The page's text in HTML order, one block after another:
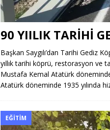
90 YIILIK TARİHİ
Başkan Saygılı’dan Tarihi Gediz
yıllık tarihi köprü, restorasyon ve
Mustafa Kemal Atatürk
Atatürk döneminde 1935 yılında
EĞITIM